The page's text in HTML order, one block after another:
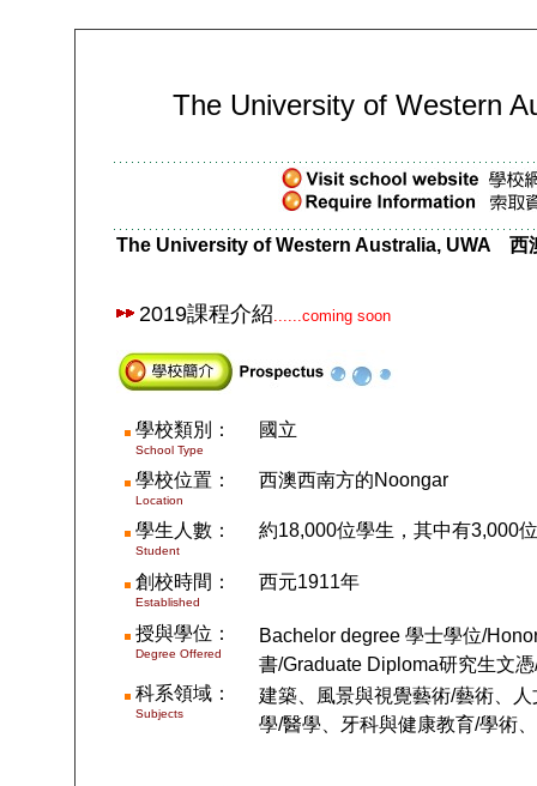
The University of Western
The University of Western Australia, UWA 西
2019課程介紹......coming soon
學校類別：
School Type
國立
學校位置：
Location
西澳西南方的Noongar
學生人數 ：
Student
約18,000位學生，其中有3,000
創校時間：
Established
西元1911年
授與學位：
Degree Offered
Bachel or degree 學士學位/
書/Graduate Diploma研究生文憑
科系領域：
Subjects
建築、風景與視覺藝術/藝術、人
學/醫學、牙科與健康教育/學術